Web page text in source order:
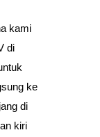
kami
di
ke
di
kiri